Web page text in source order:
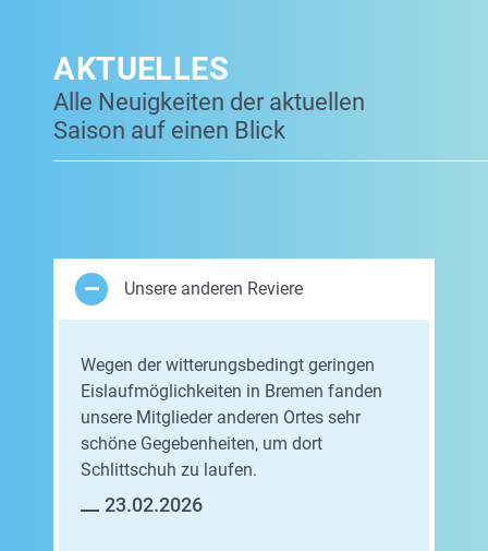
AKTUELLES
Alle Neuigkeiten der aktuellen
Saison auf einen Blick
Unsere anderen Reviere
Wegen der witterungsbedingt geringen
Eislaufmöglichkeiten in Bremen fanden
unsere Mitglieder anderen Ortes sehr
schöne Gegebenheiten, um dort
Schlittschuh zu laufen.
23.02.2026